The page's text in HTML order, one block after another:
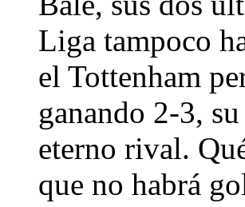
Liga tampoco
el Tottenham
ganando 2-3,
eterno rival.
que no habrá